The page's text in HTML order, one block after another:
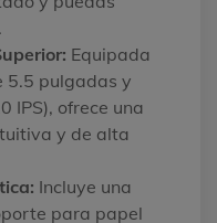
Equipada
5.5 pulgadas y
IPS), ofrece una
y de alta
Incluye una
para papel